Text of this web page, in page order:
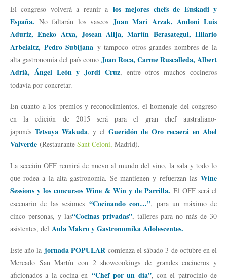
El congreso volverá a reunir a los mejores chefs de Euskadi y
España. No faltarán los vascosJuan Mari Arzak, Andoni Luis
Aduriz, Eneko Atxa, Josean Alija, Martín Berasategui, Hilario
Arbelaitz, Pedro Subijana y tampoco otros grandes nombres de la
alta gastronomía del país como Joan Roca, Carme Ruscalleda, Albert
Adrià, Ángel León y Jordi Cruz, entre otros muchos cocineros
todavía por concretar.
En cuanto a los premios y reconocimientos, el homenaje del congreso
en la edición de 2015 será para el gran chef australiano-
japonésTetsuya Wakuda, y elGueridón de Oro recaerá en Abel
Valverde (Restaurante Sant Celoni, Madrid).
La sección OFF reunirá de nuevo al mundo del vino, la sala y todo lo
que rodea a la alta gastronomía. Se mantienen y refuerzan las Wine
Sessions y los concursos Wine & Win y de Parrilla. El OFF será el
escenario de las sesiones “Cocinando con…”, para un máximo de
cinco personas, y las“Cocinas privadas”, talleres para no más de 30
asistentes, del Aula Makro y Gastronomika Adolescentes.
Este año la jornada POPULARcomienza el sábado 3 de octubre en el
Mercado San Martín con 2 showcookings de grandes cocineros y
aficionados a la cocina en “Chef por un día”, con el patrocinio de